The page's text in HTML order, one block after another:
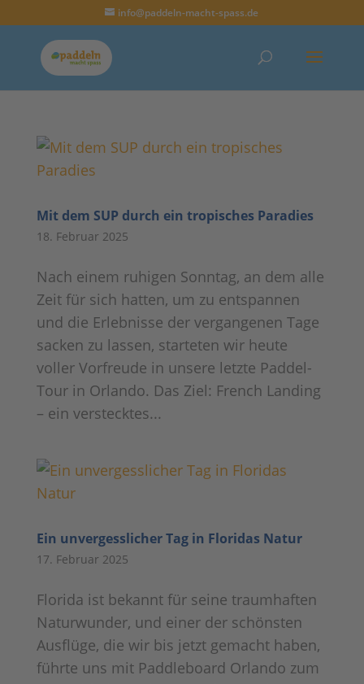
info@paddeln-macht-spass.de
Mit dem SUP durch ein tropisches Paradies
18. Februar 2025
Nach einem ruhigen Sonntag, an dem alle
Zeit für sich hatten, um zu entspannen
und die Erlebnisse der vergangenen Tage
sacken zu lassen, starteten wir heute
voller Vorfreude in unsere letzte Paddel-
Tour in Orlando. Das Ziel: French Landing
– ein verstecktes...
Ein unvergesslicher Tag in Floridas Natur
17. Februar 2025
Florida ist bekannt für seine traumhaften
Naturwunder, und einer der schönsten
Ausflüge, die wir bis jetzt gemacht haben,
führte uns mit Paddleboard Orlando zum